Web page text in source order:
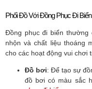
Phối Đồ Với Đồng Phục Đi Biển
Đồng phục đi biển thường
nhộn và chất liệu thoáng
cho các hoạt động vui chơi
Đồ bơi: Để tạo sự
đồ bơi có màu sắc